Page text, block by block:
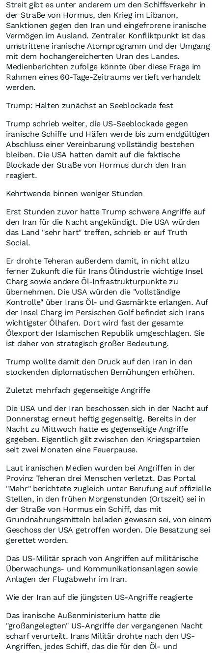
Streit gibt es unter anderem um den Schiffsverkehr in
der Straße von Hormus, den Krieg im Libanon,
Sanktionen gegen den Iran und eingefrorene iranische
Vermögen im Ausland. Zentraler Konfliktpunkt ist das
umstrittene iranische Atomprogramm und der Umgang
mit dem hochangereicherten Uran des Landes.
Medienberichten zufolge könnte über diese Frage im
Rahmen eines 60-Tage-Zeitraums vertieft verhandelt
werden.
Trump: Halten zunächst an Seeblockade fest
Trump schrieb weiter, die US-Seeblockade gegen
iranische Schiffe und Häfen werde bis zum endgültigen
Abschluss einer Vereinbarung vollständig bestehen
bleiben. Die USA hatten damit auf die faktische
Blockade der Straße von Hormus durch den Iran
reagiert.
Kehrtwende binnen weniger Stunden
Erst Stunden zuvor hatte Trump schwere Angriffe auf
den Iran für die Nacht angekündigt. Die USA würden
das Land "sehr hart" treffen, schrieb er auf Truth
Social.
Er drohte Teheran außerdem damit, in nicht allzu
ferner Zukunft die für Irans Ölindustrie wichtige Insel
Charg sowie andere Öl-Infrastrukturpunkte zu
übernehmen. Die USA würden die "vollständige
Kontrolle" über Irans Öl- und Gasmärkte erlangen. Auf
der Insel Charg im Persischen Golf befindet sich Irans
wichtigster Ölhafen. Dort wird fast der gesamte
Ölexport der Islamischen Republik umgeschlagen. Sie
ist daher von strategisch großer Bedeutung.
Trump wollte damit den Druck auf den Iran in den
stockenden diplomatischen Bemühungen erhöhen.
Zuletzt mehrfach gegenseitige Angriffe
Die USA und der Iran beschossen sich in der Nacht auf
Donnerstag erneut heftig gegenseitig. Bereits in der
Nacht zu Mittwoch hatte es gegenseitige Angriffe
gegeben. Eigentlich gilt zwischen den Kriegsparteien
seit zwei Monaten eine Feuerpause.
Laut iranischen Medien wurden bei Angriffen in der
Provinz Teheran drei Menschen verletzt. Das Portal
"Mehr" berichtete zugleich unter Berufung auf offizielle
Stellen, in den frühen Morgenstunden (Ortszeit) sei in
der Straße von Hormus ein Schiff, das mit
Grundnahrungsmitteln beladen gewesen sei, von einem
Geschoss der USA getroffen worden. Die Besatzung sei
gerettet worden.
Das US-Militär sprach von Angriffen auf militärische
Überwachungs- und Kommunikationsanlagen sowie
Anlagen der Flugabwehr im Iran.
Wie der Iran auf die jüngsten US-Angriffe reagierte
Das iranische Außenministerium hatte die
"großangelegten" US-Angriffe der vergangenen Nacht
scharf verurteilt. Irans Militär drohte nach den US-
Angriffen, jedes Schiff, das die für den Öl- und